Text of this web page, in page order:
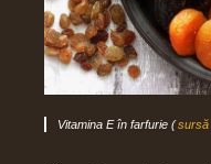
Vitamina E în farfurie (sursă